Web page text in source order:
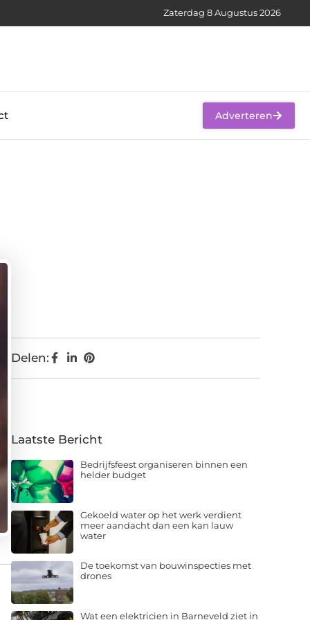
Zaterdag 8 Augustus 2026
Adverteren
Delen:
Laatste Bericht
Bedrijfsfeest organiseren binnen een
helder budget
Gekoeld water op het werk verdient
meer aandacht dan een kan lauw
water
De toekomst van bouwinspecties met
drones
Wat een elektricien in Barneveld ziet in